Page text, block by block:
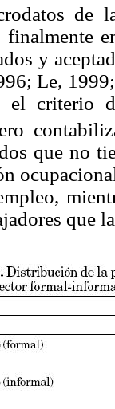
de
finalmente
y
Le,
el criterio
que no
que